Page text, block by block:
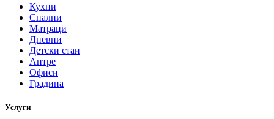
Кухни
Спални
Матраци
Дневни
Детски стаи
Антре
Офиси
Градина
Услуги